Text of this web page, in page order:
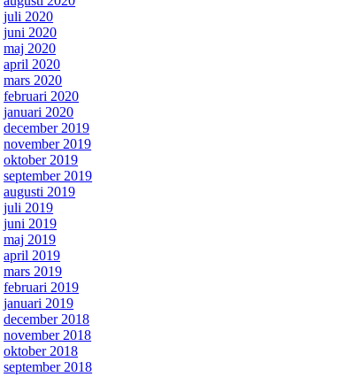
juli 2020
juni 2020
maj 2020
april 2020
mars 2020
februari 2020
januari 2020
december 2019
november 2019
oktober 2019
september 2019
augusti 2019
juli 2019
juni 2019
maj 2019
april 2019
mars 2019
februari 2019
januari 2019
december 2018
november 2018
oktober 2018
september 2018